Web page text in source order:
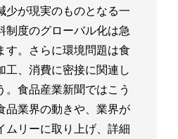
少が現実のものとなる一
制度のグローバル化は急
す。さらに環境問題は食
工、消費に密接に関連し
。食品産業新聞ではこう
品業界の動きや、業界が
ムリーに取り上げ、詳細